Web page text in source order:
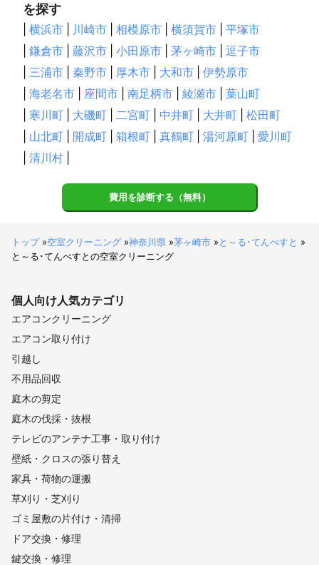
を探す
横浜市 川崎市 相模原市 横須賀市
平塚市
鎌倉市 藤沢市 小田原市 茅ヶ崎市
逗子市
三浦市 秦野市 厚木市 大和市
伊勢原市
海老名市 座間市 南足柄市 綾瀬市
葉山町
寒川町 大磯町 二宮町 中井町 大井町
松田町
山北町 開成町 箱根町 真鶴町 湯河原町
愛川町
清川村
費用を診断する（無料）
トップ»空室クリーニング »神奈川県 »茅ヶ崎市 »と～る･てんぺすと »
と～る･てんぺすとの空室クリーニング
個人向け人気カテゴリ
エアコンクリーニング
エアコン取り付け
引越し
不用品回収
庭木の剪定
庭木の伐採・抜根
テレビのアンテナ工事・取り付け
壁紙・クロスの張り替え
家具・荷物の運搬
草刈り・芝刈り
ゴミ屋敷の片付け・清掃
ドア交換・修理
鍵交換・修理